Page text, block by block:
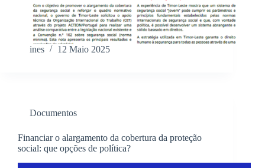
ines 12 Maio 2025
Documentos
Financiar o alargamento da cobertura da proteção
social: que opções de política?